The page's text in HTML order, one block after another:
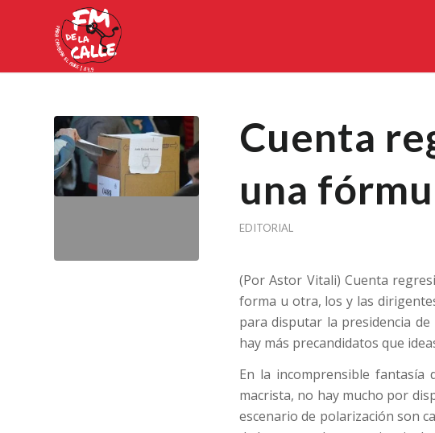
Cuenta
una
EDITORIAL
(Por Astor Vitali) Cuenta
forma u otra, los y las
para disputar la presidencia
hay más precandidatos que
En la incomprensible fantasía
macrista, no hay mucho por
escenario de polarización son